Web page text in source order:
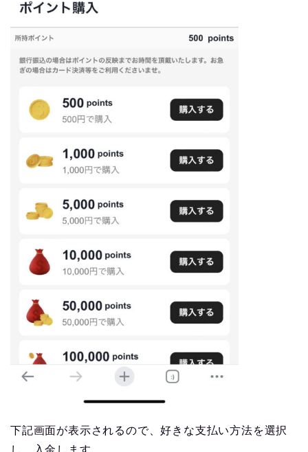
下記画面が表示されるので、好きな支払い方法を選択
し、入金します。